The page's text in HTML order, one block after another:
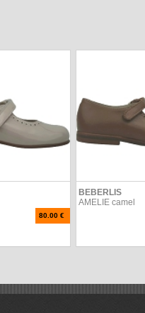
80.00 €
BEBERLIS
AMELIE camel